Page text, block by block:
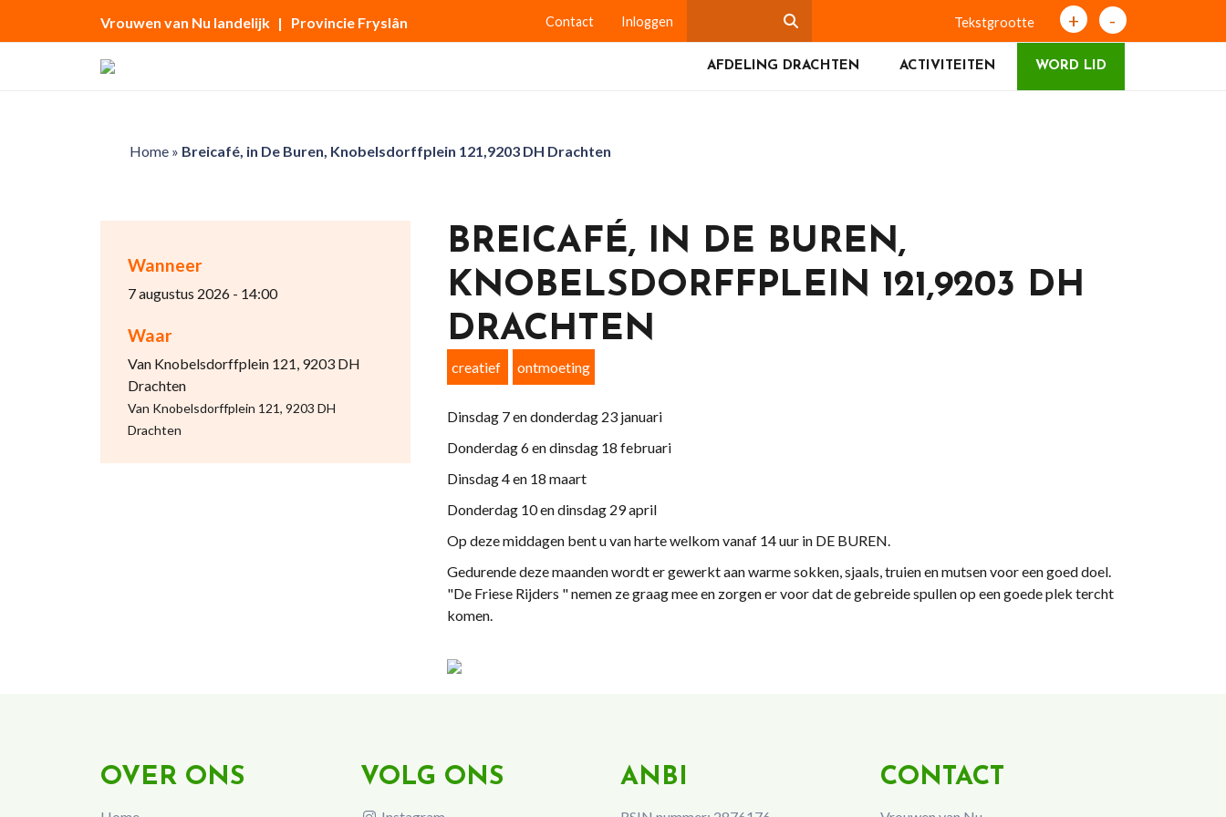
Vrouwen van Nu landelijk | Provincie Fryslân Contact Inloggen Tekstgrootte + -
AFDELING DRACHTEN ACTIVITEITEN WORD LID
Home» Breicafé, in De Buren, Knobelsdorffplein 121,9203 DH Drachten
Wanneer
7 augustus 2026 - 14:00
Waar
Van Knobelsdorffplein 121, 9203 DH
Drachten
Van Knobelsdorffplein 121, 9203 DH
Drachten
BREICAFÉ, IN DE BUREN,
KNOBELSDORFFPLEIN 121,9203 DH
DRACHTEN
creatief ontmoeting
Dinsdag 7 en donderdag 23 januari
Donderdag 6 en dinsdag 18 februari
Dinsdag 4 en 18 maart
Donderdag 10 en dinsdag 29 april
Op deze middagen bent u van harte welkom vanaf 14 uur in DE BUREN.
Gedurende deze maanden wordt er gewerkt aan warme sokken, sjaals, truien en mutsen voor een goed doel.
"De Friese Rijders " nemen ze graag mee en zorgen er voor dat de gebreide spullen op een goede plek tercht
komen.
OVER ONS VOLG ONS ANBI CONTACT